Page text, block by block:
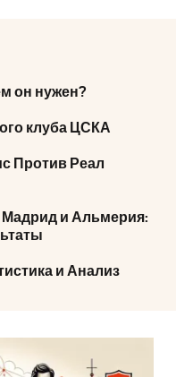
он нужен?
клуба ЦСКА
Против Реал
Мадрид и Альмерия:
и Анализ